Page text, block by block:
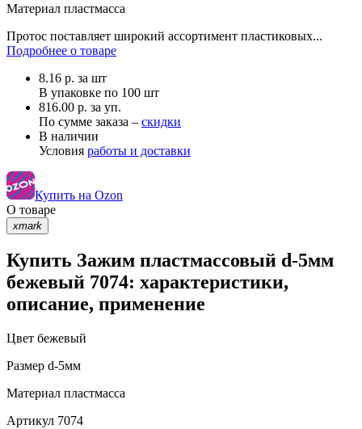
Материал пластмасса
Протос поставляет широкий ассортимент пластиковых...
Подробнее о товаре
8.16 р. за шт
В упаковке по 100 шт
816.00 р. за уп.
По сумме заказа – скидки
В наличии
Условия работы и доставки
Купить на Ozon
О товаре
xmark
Купить Зажим пластмассовый d-5мм
бежевый 7074: характеристики,
описание, применение
Цвет бежевый
Размер d-5мм
Материал пластмасса
Артикул 7074